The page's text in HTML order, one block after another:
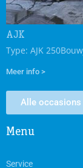
Menu
Service
AJK
Type: AJK 250
Meer info >
Alle occasions